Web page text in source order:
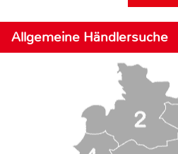
Allgemeine Händlersuche